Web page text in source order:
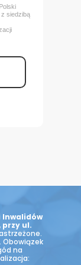
siedzibą
Inwalidów
przy ul.
Obowiązek
na